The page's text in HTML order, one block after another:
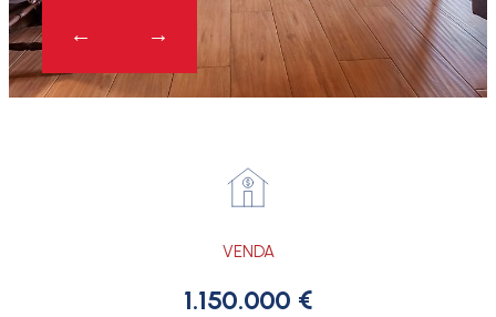
VENDA
1.150.000 €